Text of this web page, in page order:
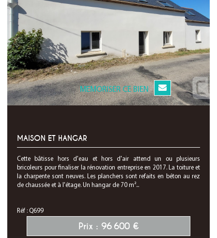
MEMORISER CE BIEN
MAISON ET HANGAR
Cette bâtisse hors d'eau et hors d'air attend un ou plusieurs
bricoleurs pour finaliser la rénovation entreprise en 2017. La toiture et
la charpente sont neuves. Les planchers sont refaits en béton au rez
de chaussée et à l'étage. Un hangar de 70 m²...
Réf : Q699
Prix : 96 600 €